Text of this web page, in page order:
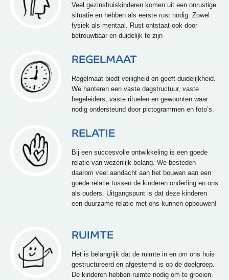
Veel gezinshuiskinderen komen uit een onrustige
situatie en hebben als eerste rust nodig. Zowel
fysiek als mentaal. Rust ontstaat ook door
betrouwbaar en duidelijk te zijn
REGELMAAT
Regelmaat biedt veiligheid en geeft duidelijkheid.
We hanteren een vaste dagstructuur, vaste
begeleiders, vaste rituelen en gewoonten waar
nodig ondersteund door pictogrammen en foto’s.
RELATIE
Bij een succesvolle ontwikkeling is een goede
relatie van wezenlijk belang. We besteden
daarom veel aandacht aan het bouwen aan een
goede relatie tussen de kinderen onderling en ons
als ouders. Uitgangspunt is dat deze kinderen
een duurzame relatie met ons kunnen opbouwen!
RUIMTE
Het is belangrijk dat de ruimte in en om ons huis
gestructureerd en afgestemd is op de doelgroep.
De kinderen hebben ruimte nodig om te groeien.